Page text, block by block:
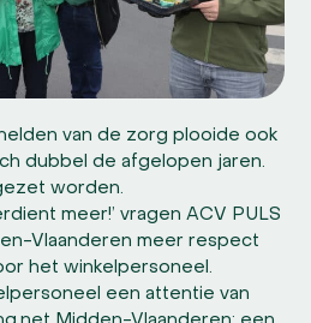
van de zorg plooide ook
dubbel de afgelopen jaren.
worden.
meer!’ vragen ACV PULS
Vlaanderen meer respect
het winkelpersoneel.
een attentie van